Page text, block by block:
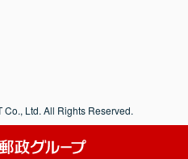
Co., Ltd. All Rights Reserved.